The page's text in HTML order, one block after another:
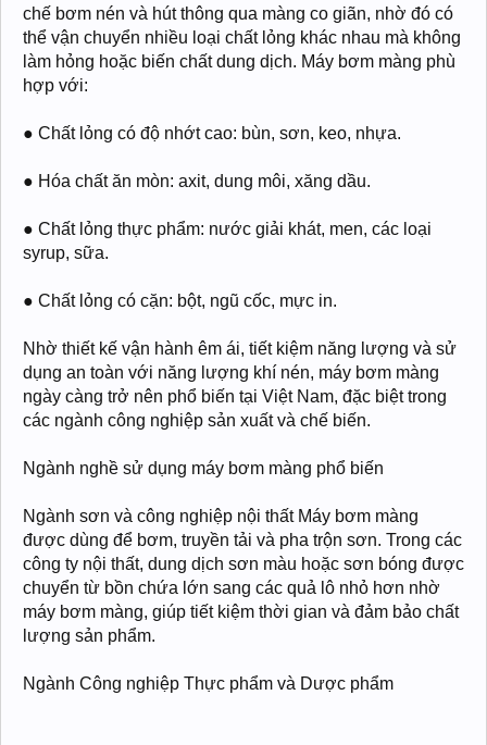
chế bơm nén và hút thông qua màng co giãn, nhờ đó có
thể vận chuyển nhiều loại chất lỏng khác nhau mà không
làm hỏng hoặc biến chất dung dịch. Máy bơm màng phù
hợp với:
● Chất lỏng có độ nhớt cao: bùn, sơn, keo, nhựa.
● Hóa chất ăn mòn: axit, dung môi, xăng dầu.
● Chất lỏng thực phẩm: nước giải khát, men, các loại
syrup, sữa.
● Chất lỏng có cặn: bột, ngũ cốc, mực in.
Nhờ thiết kế vận hành êm ái, tiết kiệm năng lượng và sử
dụng an toàn với năng lượng khí nén, máy bơm màng
ngày càng trở nên phổ biến tại Việt Nam, đặc biệt trong
các ngành công nghiệp sản xuất và chế biến.
Ngành nghề sử dụng máy bơm màng phổ biến
Ngành sơn và công nghiệp nội thất Máy bơm màng
được dùng để bơm, truyền tải và pha trộn sơn. Trong các
công ty nội thất, dung dịch sơn màu hoặc sơn bóng được
chuyển từ bồn chứa lớn sang các quả lô nhỏ hơn nhờ
máy bơm màng, giúp tiết kiệm thời gian và đảm bảo chất
lượng sản phẩm.
Ngành Công nghiệp Thực phẩm và Dược phẩm